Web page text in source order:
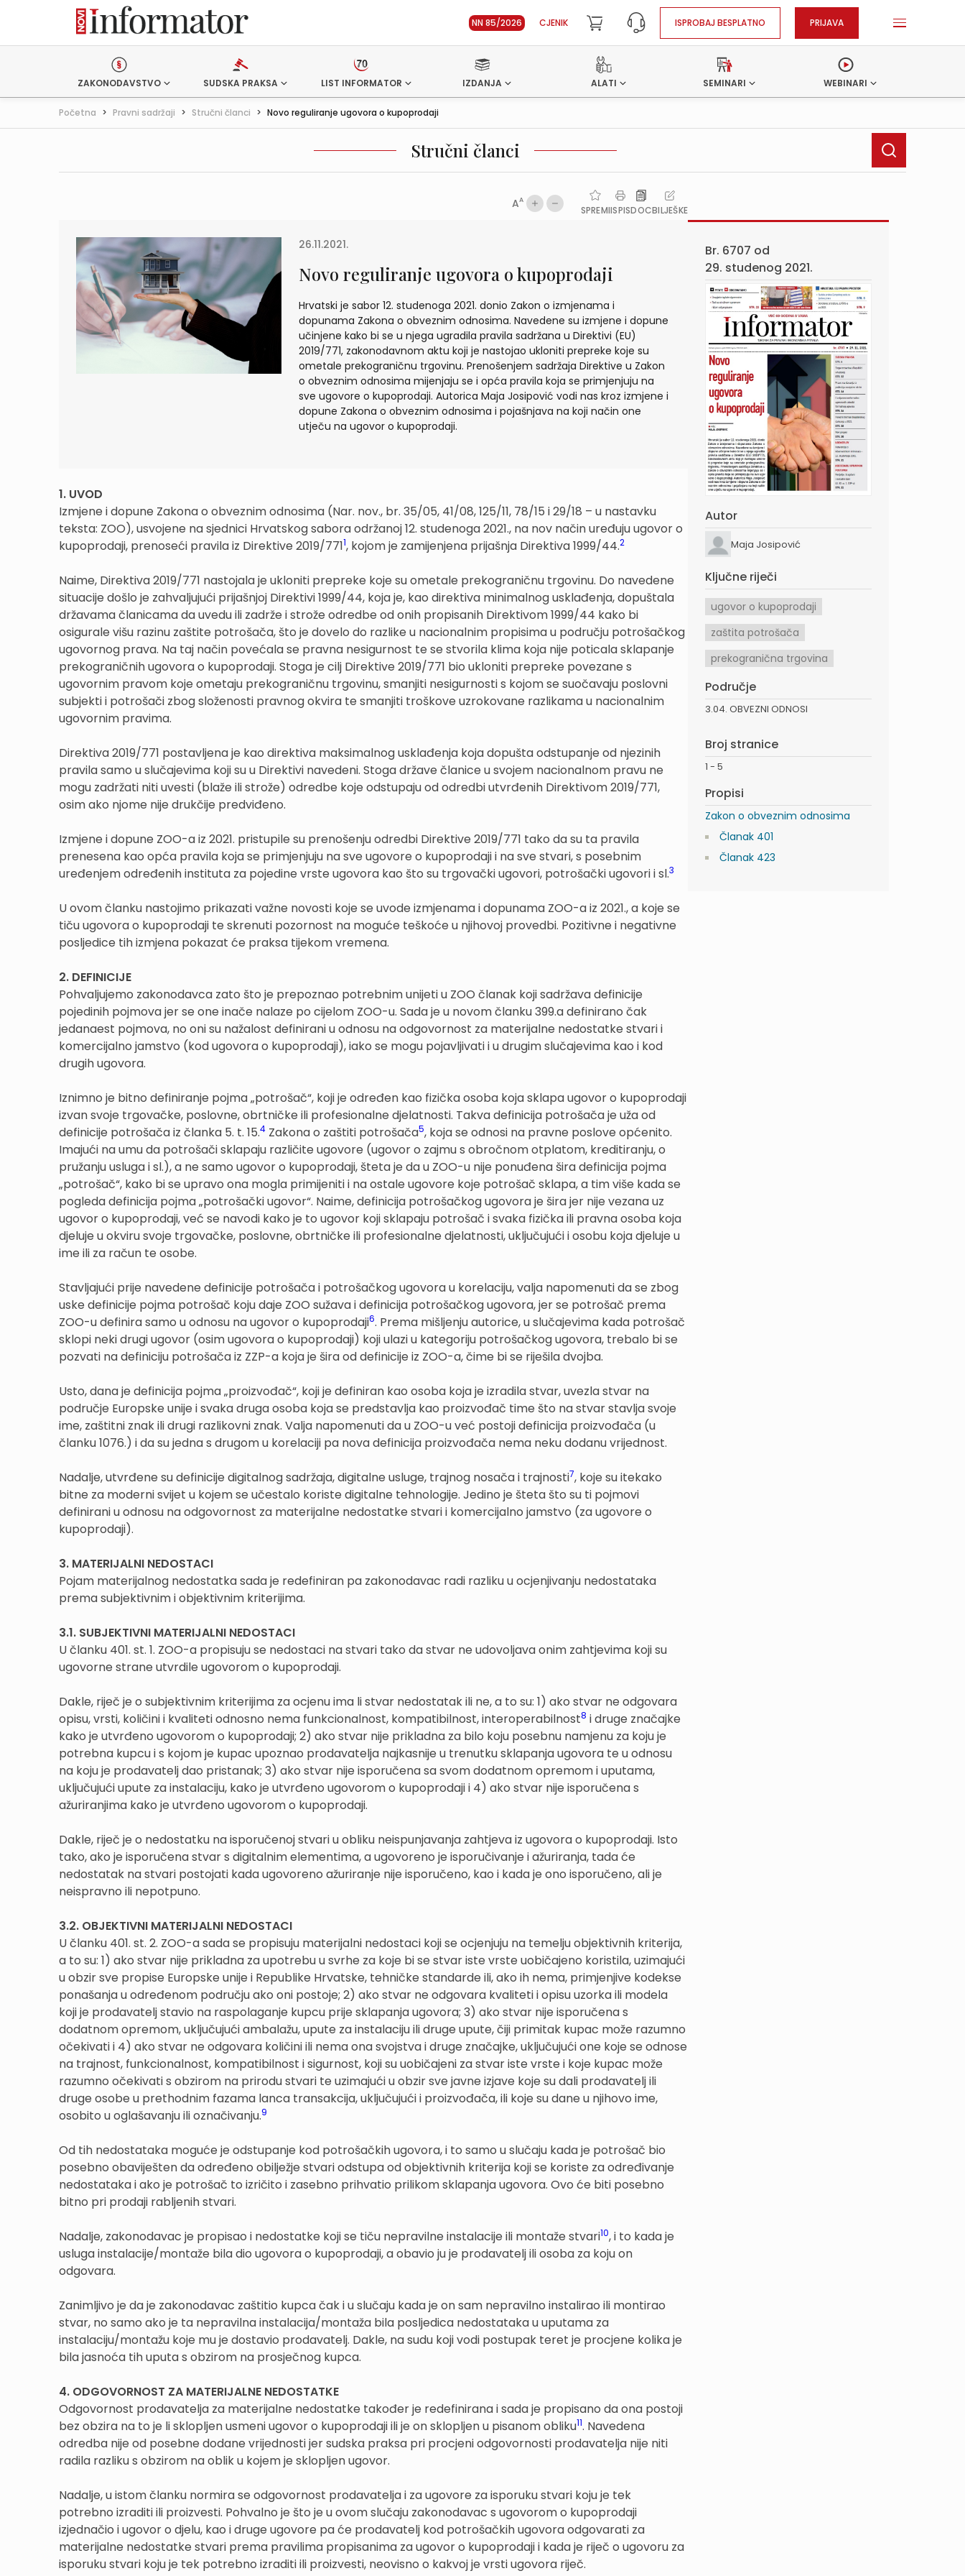
NN 85/2026 CJENIK ISPROBAJ BESPLATNO PRIJAVA
ZAKONODAVSTVO SUDSKA PRAKSA LIST INFORMATOR IZDANJA ALATI SEMINARI WEBINARI
Početna > Pravni sadržaji > Stručni članci > Novo reguliranje ugovora o kupoprodaji
Stručni članci
AA
SPREMIISPISDOCBILJEŠKE
26.11.2021.
Novo reguliranje ugovora o kupoprodaji
Hrvatski je sabor 12. studenoga 2021. donio Zakon o izmjenama i
dopunama Zakona o obveznim odnosima. Navedene su izmjene i dopune
učinjene kako bi se u njega ugradila pravila sadržana u Direktivi (EU)
2019/771, zakonodavnom aktu koji je nastojao ukloniti prepreke koje su
ometale prekograničnu trgovinu. Prenošenjem sadržaja Direktive u Zakon
o obveznim odnosima mijenjaju se i opća pravila koja se primjenjuju na
sve ugovore o kupoprodaji. Autorica Maja Josipović vodi nas kroz izmjene i
dopune Zakona o obveznim odnosima i pojašnjava na koji način one
utječu na ugovor o kupoprodaji.
1. UVOD
Izmjene i dopune Zakona o obveznim odnosima (Nar. nov., br. 35/05, 41/08, 125/11, 78/15 i 29/18 – u nastavku
teksta: ZOO), usvojene na sjednici Hrvatskog sabora održanoj 12. studenoga 2021., na nov način uređuju ugovor o
kupoprodaji, prenoseći pravila iz Direktive 2019/7711, kojom je zamijenjena prijašnja Direktiva 1999/44.2
Naime, Direktiva 2019/771 nastojala je ukloniti prepreke koje su ometale prekograničnu trgovinu. Do navedene
situacije došlo je zahvaljujući prijašnjoj Direktivi 1999/44, koja je, kao direktiva minimalnog usklađenja, dopuštala
državama članicama da uvedu ili zadrže i strože odredbe od onih propisanih Direktivom 1999/44 kako bi
osigurale višu razinu zaštite potrošača, što je dovelo do razlike u nacionalnim propisima u području potrošačkog
ugovornog prava. Na taj način povećala se pravna nesigurnost te se stvorila klima koja nije poticala sklapanje
prekograničnih ugovora o kupoprodaji. Stoga je cilj Direktive 2019/771 bio ukloniti prepreke povezane s
ugovornim pravom koje ometaju prekograničnu trgovinu, smanjiti nesigurnosti s kojom se suočavaju poslovni
subjekti i potrošači zbog složenosti pravnog okvira te smanjiti troškove uzrokovane razlikama u nacionalnim
ugovornim pravima.
Direktiva 2019/771 postavljena je kao direktiva maksimalnog usklađenja koja dopušta odstupanje od njezinih
pravila samo u slučajevima koji su u Direktivi navedeni. Stoga države članice u svojem nacionalnom pravu ne
mogu zadržati niti uvesti (blaže ili strože) odredbe koje odstupaju od odredbi utvrđenih Direktivom 2019/771,
osim ako njome nije drukčije predviđeno.
Izmjene i dopune ZOO-a iz 2021. pristupile su prenošenju odredbi Direktive 2019/771 tako da su ta pravila
prenesena kao opća pravila koja se primjenjuju na sve ugovore o kupoprodaji i na sve stvari, s posebnim
uređenjem određenih instituta za pojedine vrste ugovora kao što su trgovački ugovori, potrošački ugovori i sl.3
U ovom članku nastojimo prikazati važne novosti koje se uvode izmjenama i dopunama ZOO-a iz 2021., a koje se
tiču ugovora o kupoprodaji te skrenuti pozornost na moguće teškoće u njihovoj provedbi. Pozitivne i negativne
posljedice tih izmjena pokazat će praksa tijekom vremena.
2. DEFINICIJE
Pohvaljujemo zakonodavca zato što je prepoznao potrebnim unijeti u ZOO članak koji sadržava definicije
pojedinih pojmova jer se one inače nalaze po cijelom ZOO-u. Sada je u novom članku 399.a definirano čak
jedanaest pojmova, no oni su nažalost definirani u odnosu na odgovornost za materijalne nedostatke stvari i
komercijalno jamstvo (kod ugovora o kupoprodaji), iako se mogu pojavljivati i u drugim slučajevima kao i kod
drugih ugovora.
Iznimno je bitno definiranje pojma „potrošač“, koji je određen kao fizička osoba koja sklapa ugovor o kupoprodaji
izvan svoje trgovačke, poslovne, obrtničke ili profesionalne djelatnosti. Takva definicija potrošača je uža od
definicije potrošača iz članka 5. t. 15.4 Zakona o zaštiti potrošača5, koja se odnosi na pravne poslove općenito.
Imajući na umu da potrošači sklapaju različite ugovore (ugovor o zajmu s obročnom otplatom, kreditiranju, o
pružanju usluga i sl.), a ne samo ugovor o kupoprodaji, šteta je da u ZOO-u nije ponuđena šira definicija pojma
„potrošač“, kako bi se upravo ona mogla primijeniti i na ostale ugovore koje potrošač sklapa, a tim više kada se
pogleda definicija pojma „potrošački ugovor“. Naime, definicija potrošačkog ugovora je šira jer nije vezana uz
ugovor o kupoprodaji, već se navodi kako je to ugovor koji sklapaju potrošač i svaka fizička ili pravna osoba koja
djeluje u okviru svoje trgovačke, poslovne, obrtničke ili profesionalne djelatnosti, uključujući i osobu koja djeluje u
ime ili za račun te osobe.
Stavljajući prije navedene definicije potrošača i potrošačkog ugovora u korelaciju, valja napomenuti da se zbog
uske definicije pojma potrošač koju daje ZOO sužava i definicija potrošačkog ugovora, jer se potrošač prema
ZOO-u definira samo u odnosu na ugovor o kupoprodaji6. Prema mišljenju autorice, u slučajevima kada potrošač
sklopi neki drugi ugovor (osim ugovora o kupoprodaji) koji ulazi u kategoriju potrošačkog ugovora, trebalo bi se
pozvati na definiciju potrošača iz ZZP-a koja je šira od definicije iz ZOO-a, čime bi se riješila dvojba.
Usto, dana je definicija pojma „proizvođač“, koji je definiran kao osoba koja je izradila stvar, uvezla stvar na
područje Europske unije i svaka druga osoba koja se predstavlja kao proizvođač time što na stvar stavlja svoje
ime, zaštitni znak ili drugi razlikovni znak. Valja napomenuti da u ZOO-u već postoji definicija proizvođača (u
članku 1076.) i da su jedna s drugom u korelaciji pa nova definicija proizvođača nema neku dodanu vrijednost.
Nadalje, utvrđene su definicije digitalnog sadržaja, digitalne usluge, trajnog nosača i trajnosti7, koje su itekako
bitne za moderni svijet u kojem se učestalo koriste digitalne tehnologije. Jedino je šteta što su ti pojmovi
definirani u odnosu na odgovornost za materijalne nedostatke stvari i komercijalno jamstvo (za ugovore o
kupoprodaji).
3. MATERIJALNI NEDOSTACI
Pojam materijalnog nedostatka sada je redefiniran pa zakonodavac radi razliku u ocjenjivanju nedostataka
prema subjektivnim i objektivnim kriterijima.
3.1. SUBJEKTIVNI MATERIJALNI NEDOSTACI
U članku 401. st. 1. ZOO-a propisuju se nedostaci na stvari tako da stvar ne udovoljava onim zahtjevima koji su
ugovorne strane utvrdile ugovorom o kupoprodaji.
Dakle, riječ je o subjektivnim kriterijima za ocjenu ima li stvar nedostatak ili ne, a to su: 1) ako stvar ne odgovara
opisu, vrsti, količini i kvaliteti odnosno nema funkcionalnost, kompatibilnost, interoperabilnost8 i druge značajke
kako je utvrđeno ugovorom o kupoprodaji; 2) ako stvar nije prikladna za bilo koju posebnu namjenu za koju je
potrebna kupcu i s kojom je kupac upoznao prodavatelja najkasnije u trenutku sklapanja ugovora te u odnosu
na koju je prodavatelj dao pristanak; 3) ako stvar nije isporučena sa svom dodatnom opremom i uputama,
uključujući upute za instalaciju, kako je utvrđeno ugovorom o kupoprodaji i 4) ako stvar nije isporučena s
ažuriranjima kako je utvrđeno ugovorom o kupoprodaji.
Dakle, riječ je o nedostatku na isporučenoj stvari u obliku neispunjavanja zahtjeva iz ugovora o kupoprodaji. Isto
tako, ako je isporučena stvar s digitalnim elementima, a ugovoreno je isporučivanje i ažuriranja, tada će
nedostatak na stvari postojati kada ugovoreno ažuriranje nije isporučeno, kao i kada je ono isporučeno, ali je
neispravno ili nepotpuno.
3.2. OBJEKTIVNI MATERIJALNI NEDOSTACI
U članku 401. st. 2. ZOO-a sada se propisuju materijalni nedostaci koji se ocjenjuju na temelju objektivnih kriterija,
a to su: 1) ako stvar nije prikladna za upotrebu u svrhe za koje bi se stvar iste vrste uobičajeno koristila, uzimajući
u obzir sve propise Europske unije i Republike Hrvatske, tehničke standarde ili, ako ih nema, primjenjive kodekse
ponašanja u određenom području ako oni postoje; 2) ako stvar ne odgovara kvaliteti i opisu uzorka ili modela
koji je prodavatelj stavio na raspolaganje kupcu prije sklapanja ugovora; 3) ako stvar nije isporučena s
dodatnom opremom, uključujući ambalažu, upute za instalaciju ili druge upute, čiji primitak kupac može razumno
očekivati i 4) ako stvar ne odgovara količini ili nema ona svojstva i druge značajke, uključujući one koje se odnose
na trajnost, funkcionalnost, kompatibilnost i sigurnost, koji su uobičajeni za stvar iste vrste i koje kupac može
razumno očekivati s obzirom na prirodu stvari te uzimajući u obzir sve javne izjave koje su dali prodavatelj ili
druge osobe u prethodnim fazama lanca transakcija, uključujući i proizvođača, ili koje su dane u njihovo ime,
osobito u oglašavanju ili označivanju.9
Od tih nedostataka moguće je odstupanje kod potrošačkih ugovora, i to samo u slučaju kada je potrošač bio
posebno obaviješten da određeno obilježje stvari odstupa od objektivnih kriterija koji se koriste za određivanje
nedostataka i ako je potrošač to izričito i zasebno prihvatio prilikom sklapanja ugovora. Ovo će biti posebno
bitno pri prodaji rabljenih stvari.
Nadalje, zakonodavac je propisao i nedostatke koji se tiču nepravilne instalacije ili montaže stvari10, i to kada je
usluga instalacije/montaže bila dio ugovora o kupoprodaji, a obavio ju je prodavatelj ili osoba za koju on
odgovara.
Zanimljivo je da je zakonodavac zaštitio kupca čak i u slučaju kada je on sam nepravilno instalirao ili montirao
stvar, no samo ako je ta nepravilna instalacija/montaža bila posljedica nedostataka u uputama za
instalaciju/montažu koje mu je dostavio prodavatelj. Dakle, na sudu koji vodi postupak teret je procjene kolika je
bila jasnoća tih uputa s obzirom na prosječnog kupca.
4. ODGOVORNOST ZA MATERIJALNE NEDOSTATKE
Odgovornost prodavatelja za materijalne nedostatke također je redefinirana i sada je propisano da ona postoji
bez obzira na to je li sklopljen usmeni ugovor o kupoprodaji ili je on sklopljen u pisanom obliku11. Navedena
odredba nije od posebne dodane vrijednosti jer sudska praksa pri procjeni odgovornosti prodavatelja nije niti
radila razliku s obzirom na oblik u kojem je sklopljen ugovor.
Nadalje, u istom članku normira se odgovornost prodavatelja i za ugovore za isporuku stvari koju je tek
potrebno izraditi ili proizvesti. Pohvalno je što je u ovom slučaju zakonodavac s ugovorom o kupoprodaji
izjednačio i ugovor o djelu, kao i druge ugovore pa će prodavatelj kod potrošačkih ugovora odgovarati za
materijalne nedostatke stvari prema pravilima propisanima za ugovor o kupoprodaji i kada je riječ o ugovoru za
isporuku stvari koju je tek potrebno izraditi ili proizvesti, neovisno o kakvoj je vrsti ugovora riječ.
Br. 6707 od
29. studenog 2021.
Autor
Maja Josipović
Ključne riječi
ugovor o kupoprodaji
zaštita potrošača
prekogranična trgovina
Područje
3.04. OBVEZNI ODNOSI
Broj stranice
1 - 5
Propisi
Zakon o obveznim odnosima
Članak 401
Članak 423